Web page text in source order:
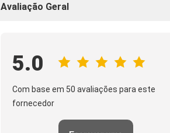
Avaliação Geral
5.0
Com base em 50 avaliações para este
fornecedor